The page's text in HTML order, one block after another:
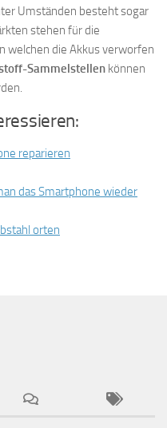
Umständen besteht sogar
stehen für die
welchen die Akkus verworfen
Sammelstellen können
reparieren
das Smartphone wieder
orten